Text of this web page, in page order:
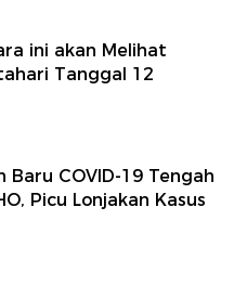
ini akan Melihat
Tanggal 12
Baru COVID-19 Tengah
Picu Lonjakan Kasus